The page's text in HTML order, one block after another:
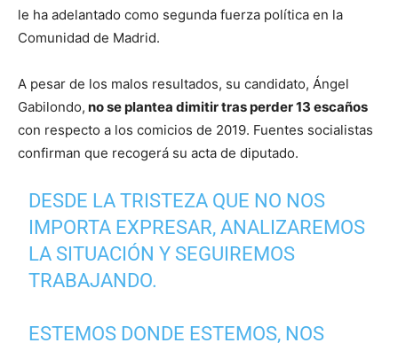
le ha adelantado como segunda fuerza política en la
Comunidad de Madrid.
A pesar de los malos resultados, su candidato, Ángel
Gabilondo, no se plantea dimitir tras perder 13 escaños
con respecto a los comicios de 2019. Fuentes socialistas
confirman que recogerá su acta de diputado.
DESDE LA TRISTEZA QUE NO NOS
IMPORTA EXPRESAR, ANALIZAREMOS
LA SITUACIÓN Y SEGUIREMOS
TRABAJANDO.
ESTEMOS DONDE ESTEMOS, NOS